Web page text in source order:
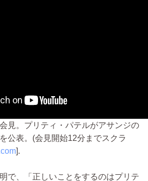
見。プリティ・パテルがアサンジの
公表。(会見開始12分までスクラ
].
で、「正しいことをするのはプリテ